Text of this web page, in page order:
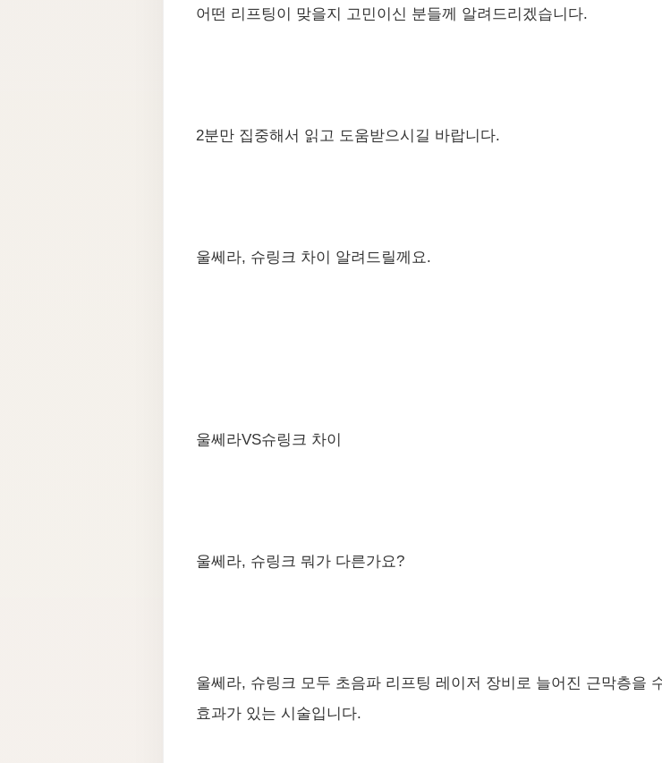
어떤 리프팅이 맞을지 고민이신 분들께 알려드리겠습니다.
2분만 집중해서 읽고 도움받으시길 바랍니다.
울쎄라, 슈링크 차이 알려드릴께요.
울쎄라VS슈링크 차이
울쎄라, 슈링크 뭐가 다른가요?
울쎄라, 슈링크 모두 초음파 리프팅 레이저 장비로 늘어진 근막층을
효과가 있는 시술입니다.